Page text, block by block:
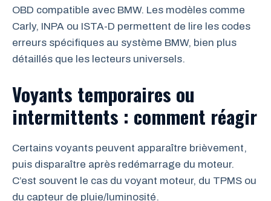
OBD compatible avec BMW. Les modèles comme
Carly, INPA ou ISTA-D permettent de lire les codes
erreurs spécifiques au système BMW, bien plus
détaillés que les lecteurs universels.
Voyants temporaires ou
intermittents : comment réagir
Certains voyants peuvent apparaître brièvement,
puis disparaître après redémarrage du moteur.
C’est souvent le cas du voyant moteur, du TPMS ou
du capteur de pluie/luminosité.